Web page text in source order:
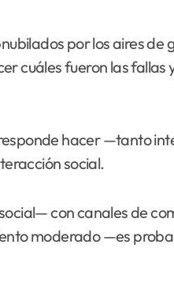
por los aires
cuáles fueron las
hacer —tanto
social.
con canales de
moderado —es